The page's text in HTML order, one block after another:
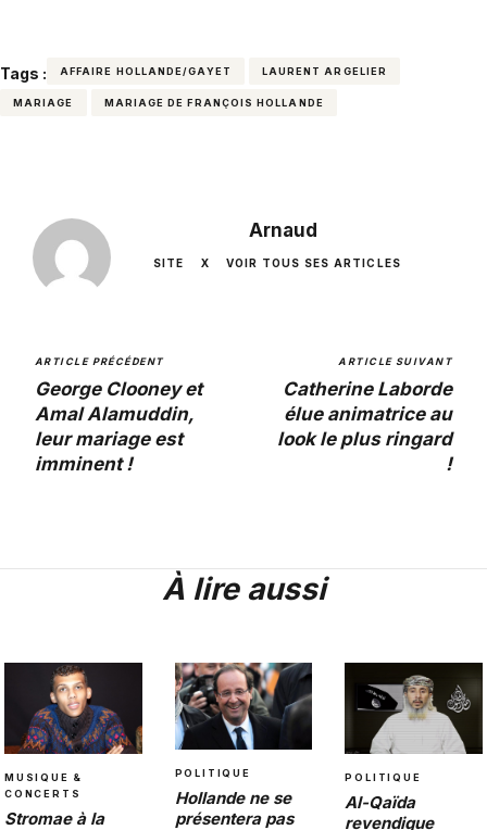
Tags : AFFAIRE HOLLANDE/GAYET LAURENT ARGELIER
MARIAGE MARIAGE DE FRANÇOIS HOLLANDE
Arnaud
SITE X VOIR TOUS SES ARTICLES
ARTICLE PRÉCÉDENT
George Clooney et
Amal Alamuddin,
leur mariage est
imminent !
ARTICLE SUIVANT
Catherine Laborde
élue animatrice au
look le plus ringard
!
À lire aussi
MUSIQUE &
CONCERTS
Stromae à la
POLITIQUE
Hollande ne se
présentera pas
POLITIQUE
Al-Qaïda
revendique